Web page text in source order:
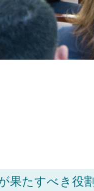
果たすべき役割